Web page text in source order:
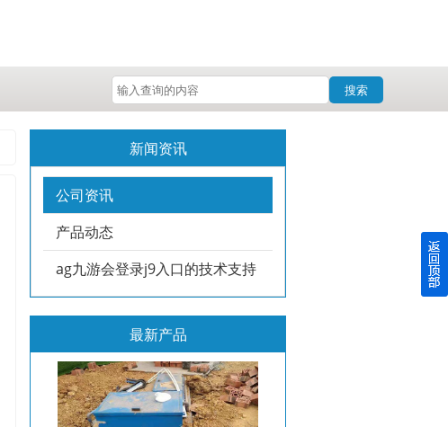
搜索
新闻资讯
公司资讯
产品动态
ag九游会登录j9入口的技术支持
最新产品